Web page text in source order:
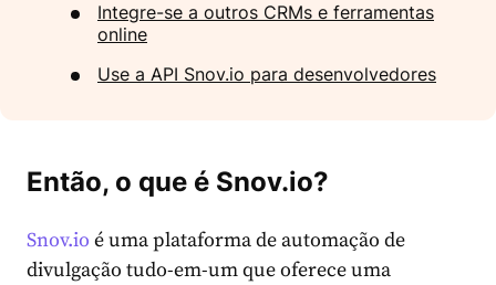
Integre-se a outros CRMs e ferramentas
online
Use a API Snov.io para desenvolvedores
Então, o que é Snov.io?
Snov.io é uma plataforma de automação de
divulgação tudo-em-um que oferece uma